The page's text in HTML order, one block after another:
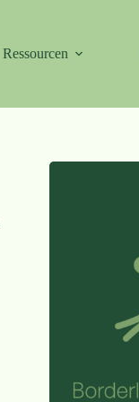
Ressourcen